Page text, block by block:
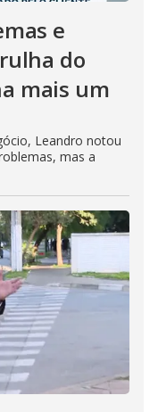
e
do
mais um
Leandro notou
mas a